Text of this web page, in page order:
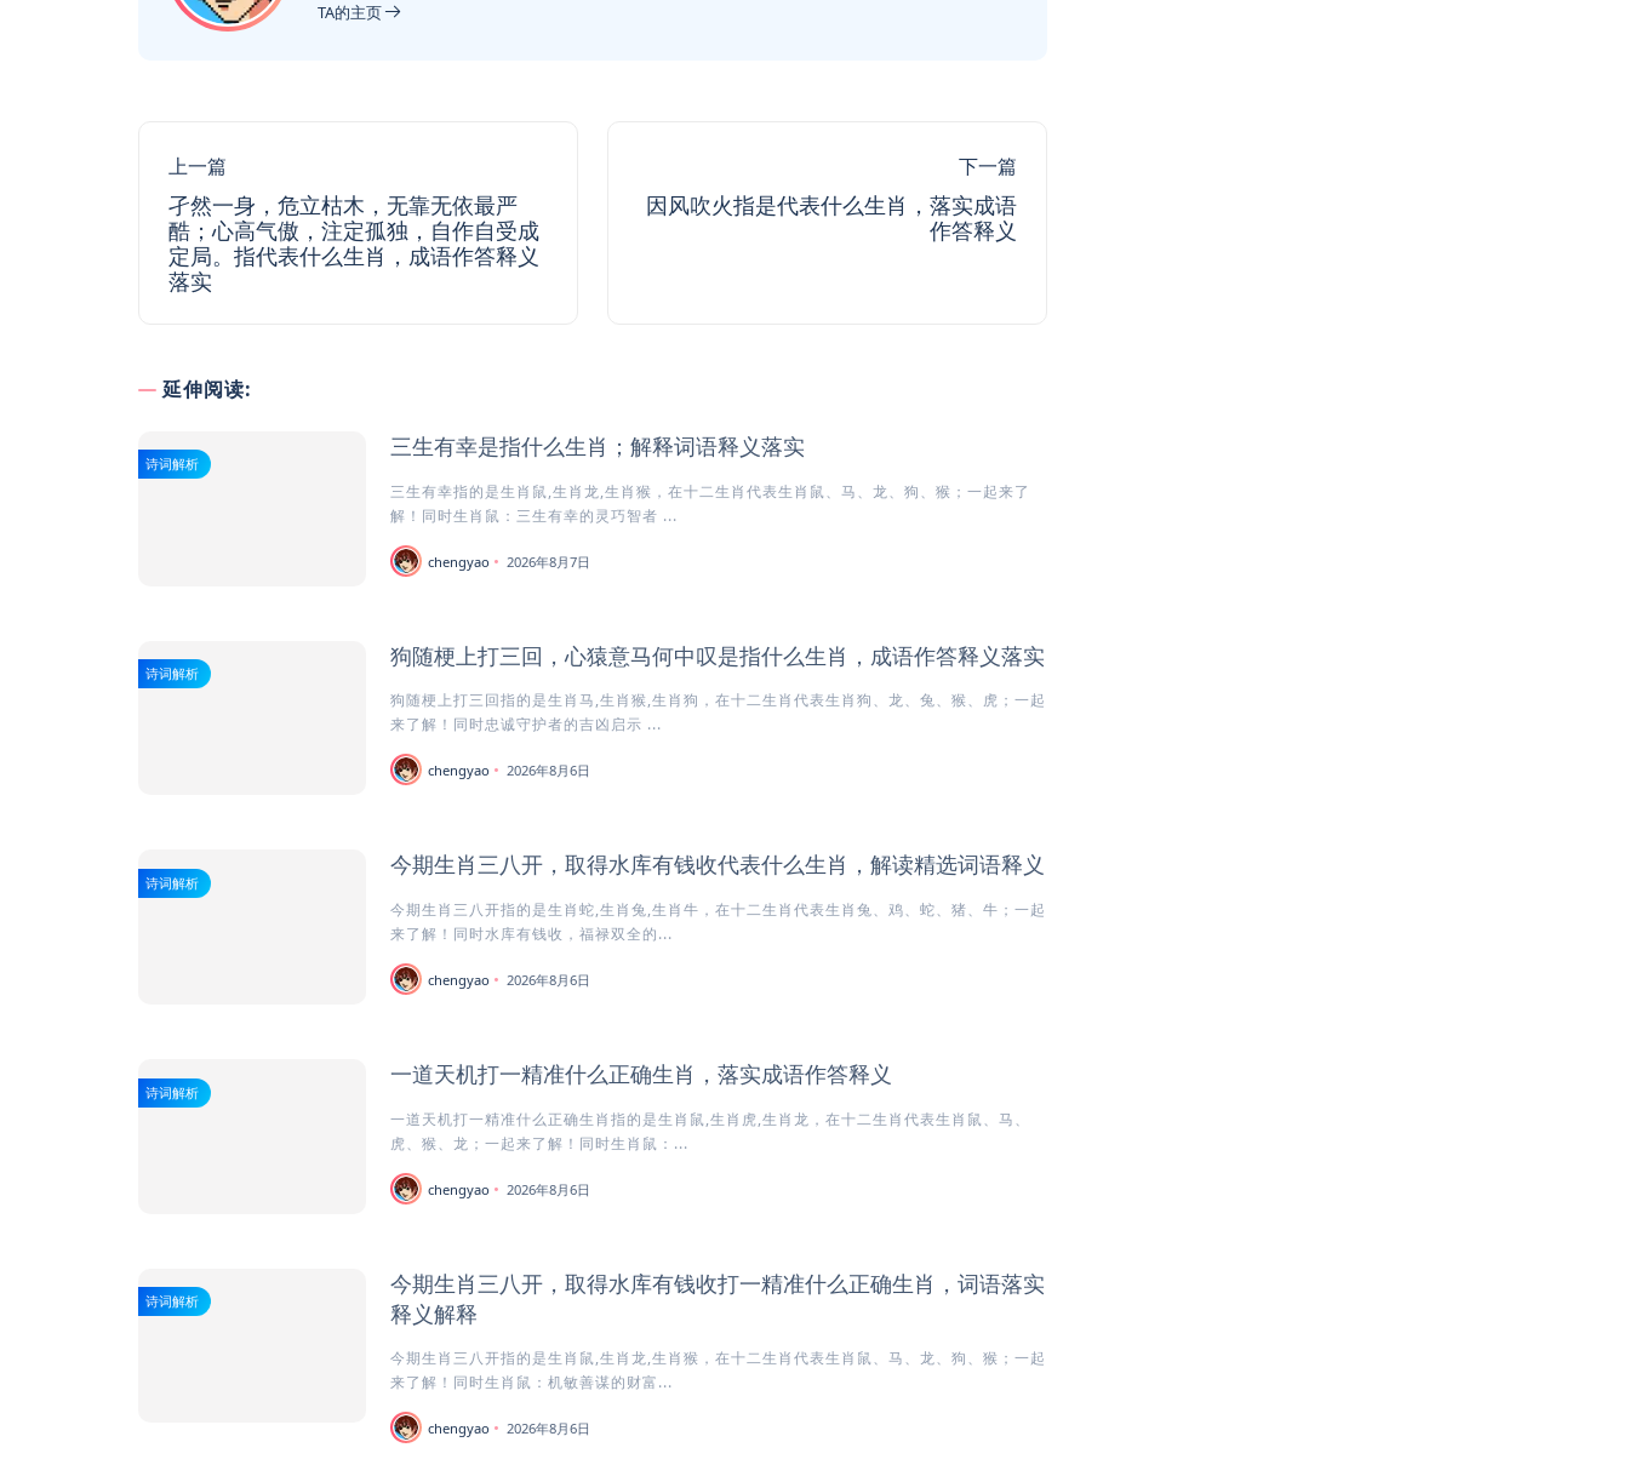
TA的主页
上一篇
孑然一身，危立枯木，无靠无依最严
酷；心高气傲，注定孤独，自作自受成
定局。指代表什么生肖，成语作答释义
落实
下一篇
因风吹火指是代表什么生肖，落实成语
作答释义
延伸阅读:
诗词解析
三生有幸是指什么生肖；解释词语释义落实
三生有幸指的是生肖鼠,生肖龙,生肖猴，在十二生肖代表生肖鼠、马、龙、狗、猴；一起来了
解！同时生肖鼠：三生有幸的灵巧智者 ...
chengyao 2026年8月7日
诗词解析
狗随梗上打三回，心猿意马何中叹是指什么生肖，成语作答释义落实
狗随梗上打三回指的是生肖马,生肖猴,生肖狗，在十二生肖代表生肖狗、龙、兔、猴、虎；一起
来了解！同时忠诚守护者的吉凶启示 ...
chengyao 2026年8月6日
诗词解析
今期生肖三八开，取得水库有钱收代表什么生肖，解读精选词语释义
今期生肖三八开指的是生肖蛇,生肖兔,生肖牛，在十二生肖代表生肖兔、鸡、蛇、猪、牛；一起
来了解！同时水库有钱收，福禄双全的...
chengyao 2026年8月6日
诗词解析
一道天机打一精准什么正确生肖，落实成语作答释义
一道天机打一精准什么正确生肖指的是生肖鼠,生肖虎,生肖龙，在十二生肖代表生肖鼠、马、
虎、猴、龙；一起来了解！同时生肖鼠：...
chengyao 2026年8月6日
诗词解析
今期生肖三八开，取得水库有钱收打一精准什么正确生肖，词语落实
释义解释
今期生肖三八开指的是生肖鼠,生肖龙,生肖猴，在十二生肖代表生肖鼠、马、龙、狗、猴；一起
来了解！同时生肖鼠：机敏善谋的财富...
chengyao 2026年8月6日